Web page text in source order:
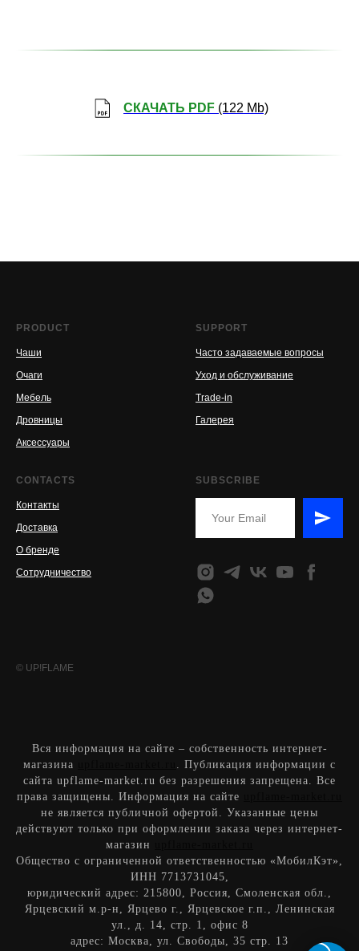
СКАЧАТЬ PDF (122 Mb)
PRODUCT
Чаши
Очаги
Мебель
Дровницы
Аксессуары
SUPPORT
Часто задаваемые вопросы
Уход и обслуживание
Trade-in
Галерея
CONTACTS
Контакты
Доставка
О бренде
Сотрудничество
SUBSCRIBE
© UP!FLAME
Вся информация на сайте – собственность интернет-
магазина
. Публикация информации с
сайта upflame-market.ru без разрешения запрещена. Все
права защищены. Информация на сайте
не является публичной офертой. Указанные цены
действуют только при оформлении заказа через интернет-
магазин
Общество с ограниченной ответственностью «МобилКэт» ,
ИНН 7713731045,
юридический адрес: 215800, Россия, Смоленская обл.,
Ярцевский м.р-н, Ярцево г., Ярцевское г.п., Ленинская
ул., д. 14, стр. 1, офис 8
адрес: Москва, ул. Свободы, 35 стр. 13